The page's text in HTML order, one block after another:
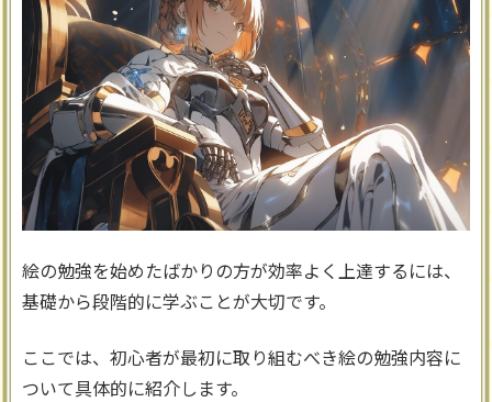
絵の勉強を始めたばかりの方が効率よく上達するには、
基礎から段階的に学ぶことが大切です。
ここでは、初心者が最初に取り組むべき絵の勉強内容に
ついて具体的に紹介します。